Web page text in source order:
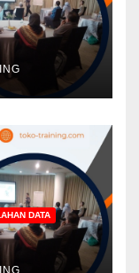
DATA